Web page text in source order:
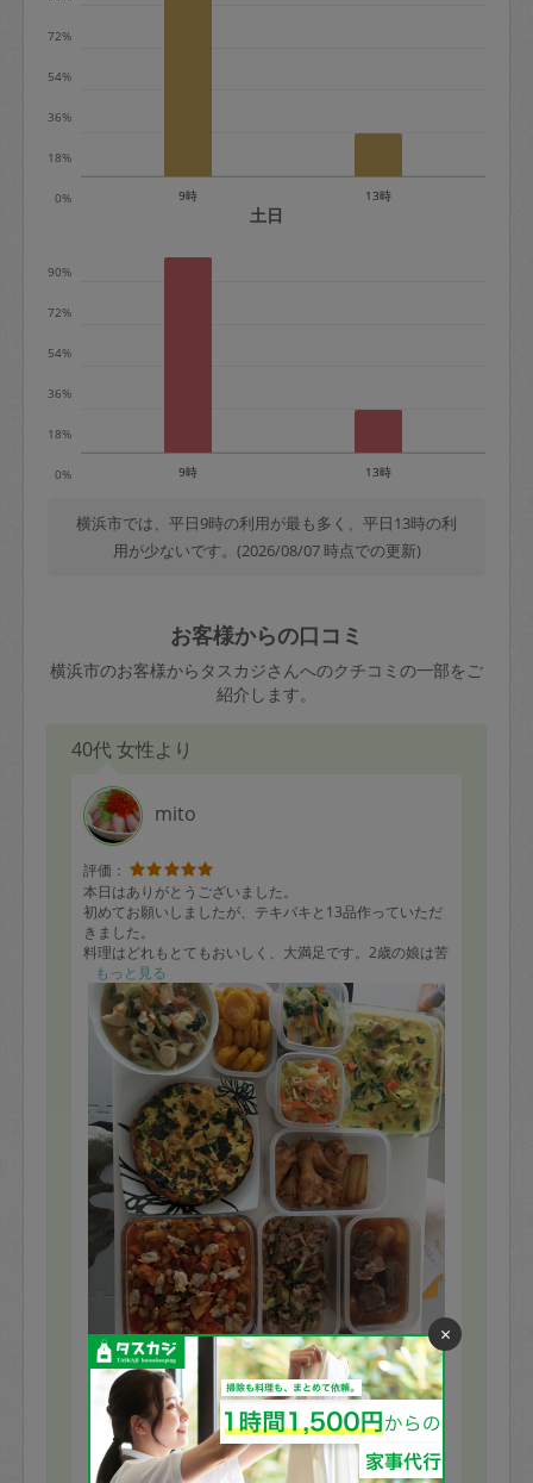
※キャンセル料金の設定について：
0%
18%
36%
54%
72%
9時 13時
土日
0%
18%
36%
54%
72%
90%
9時 13時
横浜市では、平日9時の利用が最も多く、平日13時の利
用が少ないです。(2026/08/07 時点での更新)
お客様からの口コミ
横浜市のお客様からタスカジさんへのクチコミの一部をご
紹介します。
40代 女性より
mito
評価：
本日はありがとうございました。
初めてお願いしましたが、テキパキと13品作っていただ
きました。
料理はどれもとてもおいしく、大満足です。2歳の娘は苦
手な野菜もパクパク食べて、どの料理も完食でした！
またどうぞよろしくお願い致します。
もっと見る
※依頼者の依頼当時の主観的な感想です。
×